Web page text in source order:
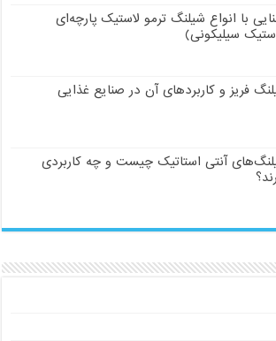
با انواع شیلنگ ترمو لاستیک پارچه‌ای
سیلیکونی)
فریز و کاربردهای آن در صنایع غذایی
آنتی استاتیک چیست و چه کاربردی